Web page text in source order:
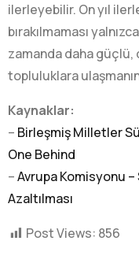
ilerleyebilir. On yıl
bırakılmaması
zamanda daha
topluluklara
Kaynaklar:
– Birleşmiş Milletler
One Behind
–Avrupa Komisyonu
Azaltılması
Post Views: 856